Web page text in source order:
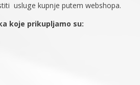
usluge kupnje putem webshopa.
koje prikupljamo su: